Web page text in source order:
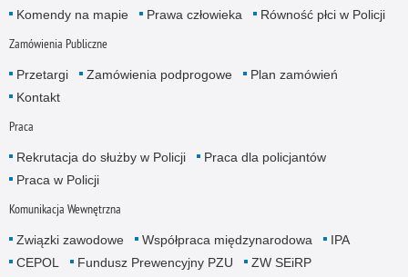
Komendy na mapie
Prawa człowieka Równość płci w Policji
Zamówienia Publiczne
Przetargi Zamówienia podprogowe
Plan zamówień
Kontakt
Praca
Rekrutacja do służby w Policji
Praca dla policjantów
Praca w Policji
Komunikacja Wewnętrzna
Związki zawodowe Współpraca międzynarodowa
IPA
CEPOL
Fundusz Prewencyjny PZU
ZW SEiRP